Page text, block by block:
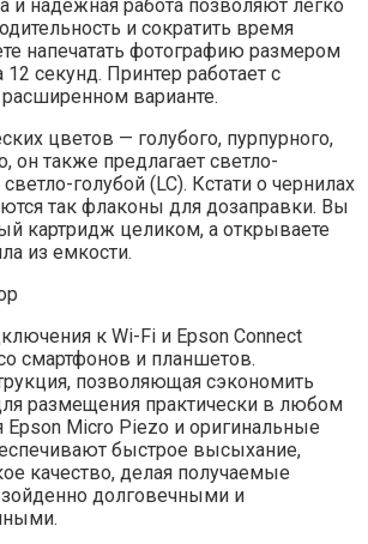
и надежная работа позволяют легко
и сократить время
напечатать фотографию размером
секунд. Принтер работает с
варианте.
цветов — голубого, пурпурного,
он также предлагает светло-
голубой (LC). Кстати о чернилах
так флаконы для дозаправки. Вы
картридж целиком, а открываете
из емкости.
к Wi-Fi и Epson Connect
смартфонов и планшетов.
позволяющая сэкономить
размещения практически в любом
Epson Micro Piezo и оригинальные
быстрое высыхание,
качество, делая получаемые
долговечными и